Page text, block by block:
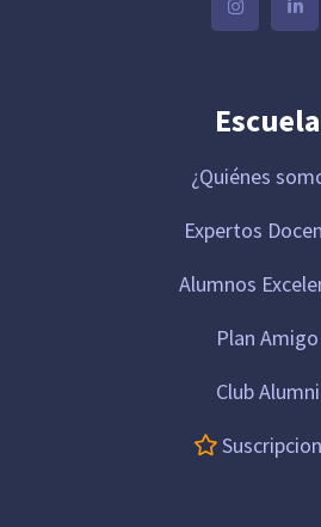
Escuela
¿Quiénes
Expertos
Alumnos
Plan Amigo
Club Alumni